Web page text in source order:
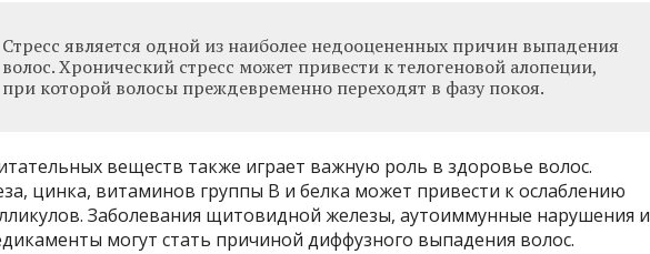
Стресс является одной из наиболее недооцененных причин выпадения
волос. Хронический стресс может привести к телогеновой алопеции,
при которой волосы преждевременно переходят в фазу покоя.
веществ также играет важную роль в здоровье волос.
цинка, витаминов группы B и белка может привести к ослаблению
Заболевания щитовидной железы, аутоиммунные нарушения и
могут стать причиной диффузного выпадения волос.